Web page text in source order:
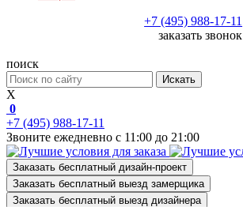
+7 (495) 988-17-11
заказать звонок
поиск
Искать
X
0
+7 (495) 988-17-11
Звоните ежедневно с 11:00 до 21:00
Заказать бесплатный дизайн-проект
Заказать бесплатный выезд замерщика
Заказать бесплатный выезд дизайнера